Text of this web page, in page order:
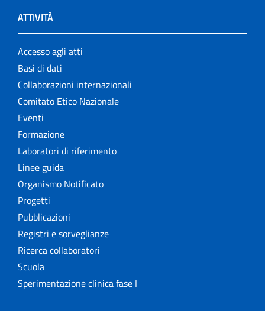
ATTIVITÀ
Accesso agli atti
Basi di dati
Collaborazioni internazionali
Comitato Etico Nazionale
Eventi
Formazione
Laboratori di riferimento
Linee guida
Organismo Notificato
Progetti
Pubblicazioni
Registri e sorveglianze
Ricerca collaboratori
Scuola
Sperimentazione clinica fase I